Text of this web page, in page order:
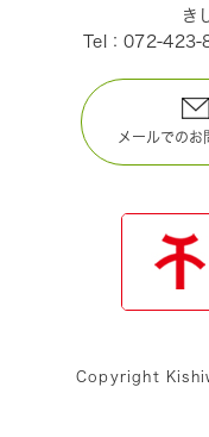
き
Tel：072-
メールでのお
Copyright